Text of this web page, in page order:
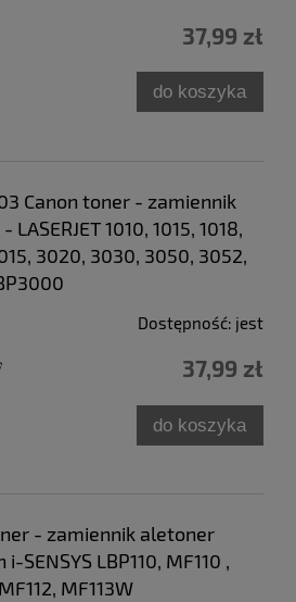
37,99 zł
do koszyka
Canon toner - zamiennik
LASERJET 1010, 1015, 1018,
3020, 3030, 3050, 3052,
Dostępność: jest
37,99 zł
do koszyka
- zamiennik aletoner
i-SENSYS LBP110, MF110 ,
MF113W